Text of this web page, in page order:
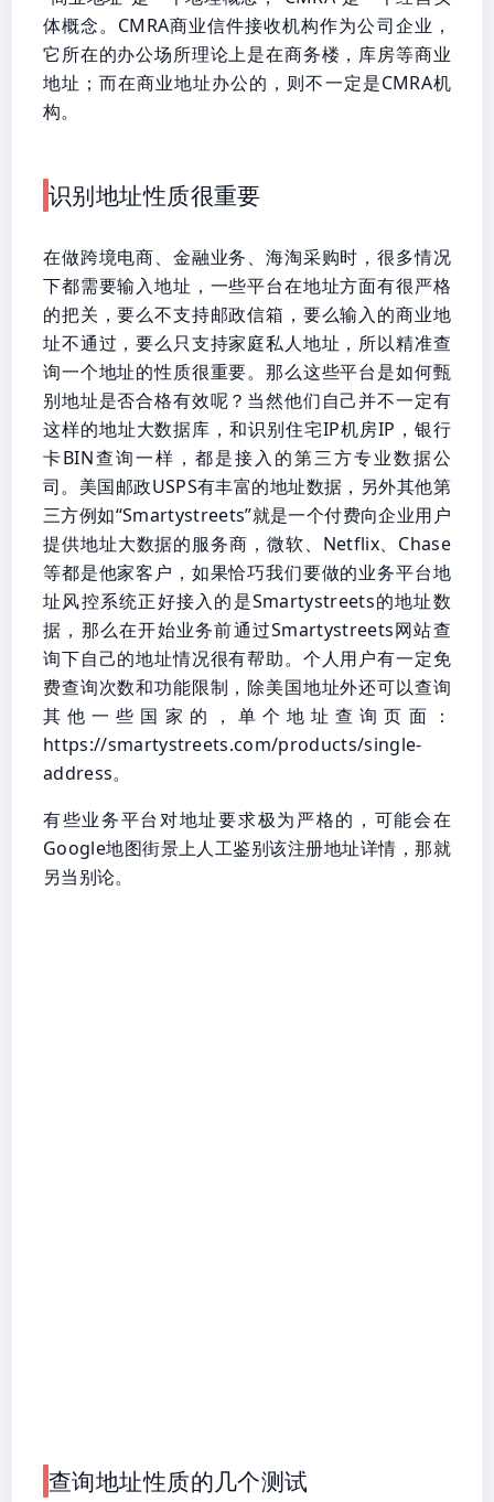
体概念。CMRA商业信件接收机构作为公司企业，
它所在的办公场所理论上是在商务楼，库房等商业
地址；而在商业地址办公的，则不一定是CMRA机
构。
识别地址性质很重要
在做跨境电商、金融业务、海淘采购时，很多情况
下都需要输入地址，一些平台在地址方面有很严格
的把关，要么不支持邮政信箱，要么输入的商业地
址不通过，要么只支持家庭私人地址，所以精准查
询一个地址的性质很重要。那么这些平台是如何甄
别地址是否合格有效呢？当然他们自己并不一定有
这样的地址大数据库，和识别住宅IP机房IP，银行
卡BIN查询一样，都是接入的第三方专业数据公
司。美国邮政USPS有丰富的地址数据，另外其他第
三方例如“Smartystreets”就是一个付费向企业用户
提供地址大数据的服务商，微软、Netflix、Chase
等都是他家客户，如果恰巧我们要做的业务平台地
址风控系统正好接入的是Smartystreets的地址数
据，那么在开始业务前通过Smartystreets网站查
询下自己的地址情况很有帮助。个人用户有一定免
费查询次数和功能限制，除美国地址外还可以查询
其他一些国家的，单个地址查询页面：
https://smartystreets.com/products/single-
address。
有些业务平台对地址要求极为严格的，可能会在
Google地图街景上人工鉴别该注册地址详情，那就
另当别论。
查询地址性质的几个测试